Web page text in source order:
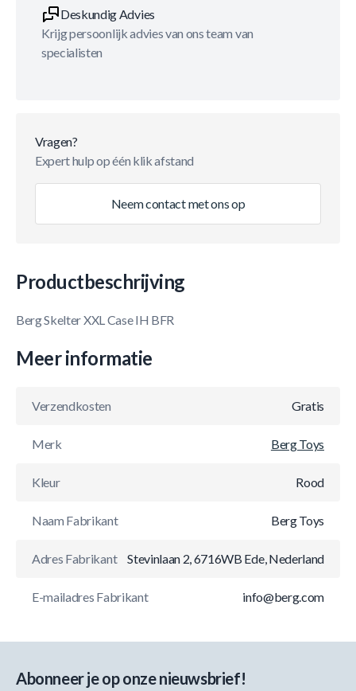
Deskundig Advies
Krijg persoonlijk advies van ons team van
specialisten
Vragen?
Expert hulp op één klik afstand
Neem contact met ons op
Productbeschrijving
Berg Skelter XXL Case IH BFR
Meer informatie
Verzendkosten Gratis
Merk Berg Toys
Kleur Rood
Naam Fabrikant Berg Toys
Adres Fabrikant Stevinlaan 2, 6716WB Ede, Nederland
E-mailadres Fabrikant info@berg.com
Abonneer je op onze nieuwsbrief!